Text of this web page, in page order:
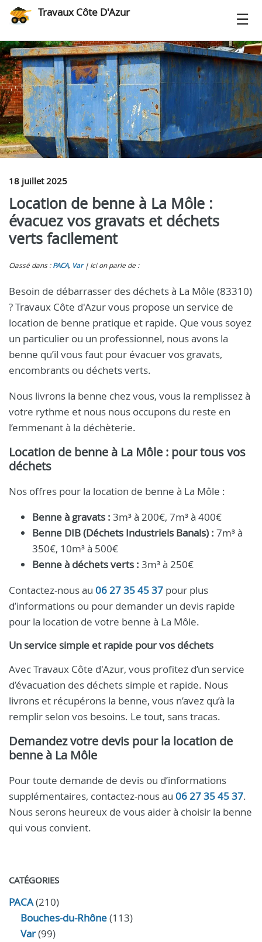
Travaux Côte D'Azur
18 juillet 2025
Location de benne à La Môle :
évacuez vos gravats et déchets
verts facilement
Classé dans : PACA, Var Ici on parle de :
Besoin de débarrasser des déchets à La Môle (83310)
? Travaux Côte d'Azur vous propose un service de
location de benne pratique et rapide. Que vous soyez
un particulier ou un professionnel, nous avons la
benne qu’il vous faut pour évacuer vos gravats,
encombrants ou déchets verts.
Nous livrons la benne chez vous, vous la remplissez à
votre rythme et nous nous occupons du reste en
l’emmenant à la déchèterie.
Location de benne à La Môle : pour tous vos
déchets
Nos offres pour la location de benne à La Môle :
Benne à gravats : 3m³ à 200€, 7m³ à 400€
Benne DIB (Déchets Industriels Banals) : 7m³ à
350€, 10m³ à 500€
Benne à déchets verts : 3m³ à 250€
Contactez-nous au 06 27 35 45 37 pour plus
d’informations ou pour demander un devis rapide
pour la location de votre benne à La Môle.
Un service simple et rapide pour vos déchets
Avec Travaux Côte d'Azur, vous profitez d’un service
d’évacuation des déchets simple et rapide. Nous
livrons et récupérons la benne, vous n’avez qu’à la
remplir selon vos besoins. Le tout, sans tracas.
Demandez votre devis pour la location de
benne à La Môle
Pour toute demande de devis ou d’informations
supplémentaires, contactez-nous au 06 27 35 45 37.
Nous serons heureux de vous aider à choisir la benne
qui vous convient.
CATÉGORIES
PACA(210)
Bouches-du-Rhône(113)
Var(99)